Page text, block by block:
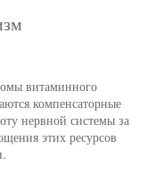
витаминного
компенсаторные
нервной системы за
этих ресурсов